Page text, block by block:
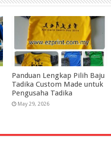
Panduan Lengkap Pilih Baju
Tadika Custom Made untuk
Pengusaha Tadika
May 29, 2026